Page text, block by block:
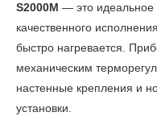
S2000M — это идеальное
качественного
быстро нагревается.
механическим
настенные крепления и
установки.